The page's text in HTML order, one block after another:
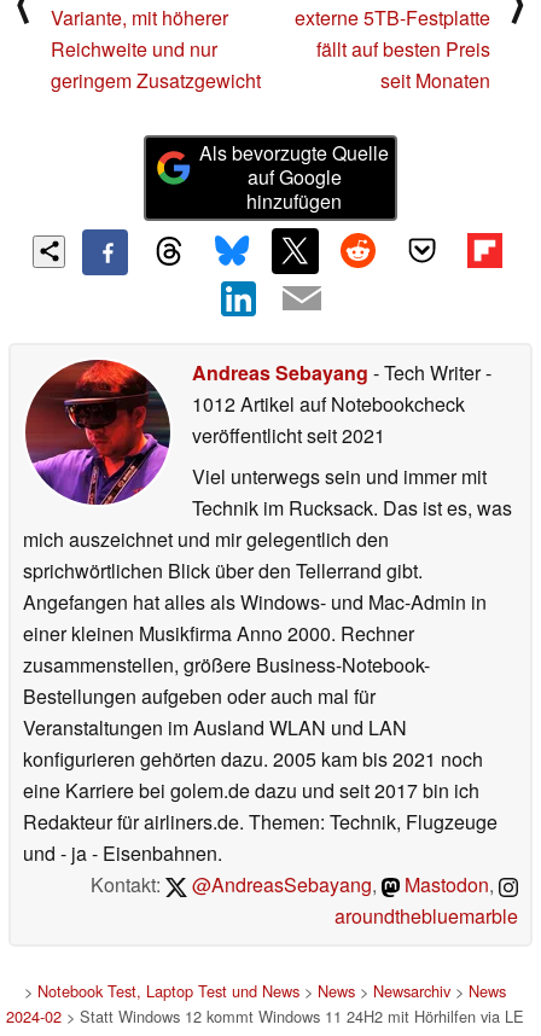
Variante, mit höherer
Reichweite und nur
geringem Zusatzgewicht
externe 5TB-Festplatte
fällt auf besten Preis
seit Monaten
Als bevorzugte Quelle
auf Google
hinzufügen
Andreas Sebayang - Tech Writer-
1012 Artikel auf Notebookcheck
veröffentlichtseit 2021
Viel unterwegs sein und immer mit
Technik im Rucksack. Das ist es, was
mich auszeichnet und mir gelegentlich den
sprichwörtlichen Blick über den Tellerrand gibt.
Angefangen hat alles als Windows- und Mac-Admin in
einer kleinen Musikfirma Anno 2000. Rechner
zusammenstellen, größere Business-Notebook-
Bestellungen aufgeben oder auch mal für
Veranstaltungen im Ausland WLAN und LAN
konfigurieren gehörten dazu. 2005 kam bis 2021 noch
eine Karriere bei golem.de dazu und seit 2017 bin ich
Redakteur für airliners.de. Themen: Technik, Flugzeuge
und - ja - Eisenbahnen.
Kontakt:
@AndreasSebayang, Mastodon,
aroundthebluemarble
> Notebook Test, Laptop Test und News> News> Newsarchiv> News
2024-02> Statt Windows 12 kommt Windows 11 24H2 mit Hörhilfen via LE